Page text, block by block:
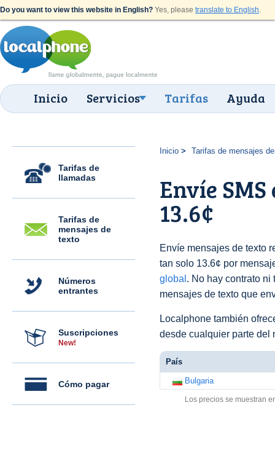
Do you want to view this website in English? Yes, please translate to English.
Inicio Servicios Tarifas Ayuda
Tarifas de
llamadas
Tarifas de
mensajes de
texto
Números
entrantes
Suscripciones
New!
Cómo pagar
Inicio Tarifas de mensajes
Envíe
13.6¢
Envíe mensajes de texto
tan solo 13.6¢ por
global . No hay contrato ni
mensajes de texto que
Localphone también
desde cualquier parte del
País
Bulgaria
Los precios se muestran